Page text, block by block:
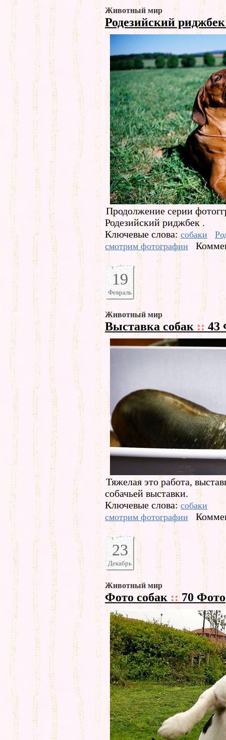
Животный мир
Родезийский
Продолжение серии
Родезийский риджбек .
Ключевые слова:собаки
смотрим фотографии
19
Февраль
Животный мир
Выставка собак :: 43
Тяжелая это работа,
собачьей выставки.
Ключевые слова: собаки
смотрим фотографии
23
Декабрь
Животный мир
Фото собак ::70 Фото